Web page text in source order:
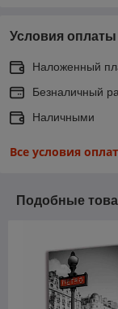
Условия оплаты
Наложенный
Безналичный
Наличными
Все условия
Подобные